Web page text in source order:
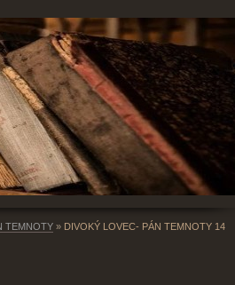
TEMNOTY » DIVOKÝ LOVEC- PÁN TEMNOTY 14